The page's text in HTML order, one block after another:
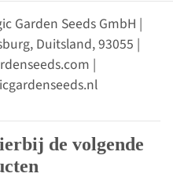
Garden Seeds GmbH |
Duitsland, 93055 |
|
de volgende